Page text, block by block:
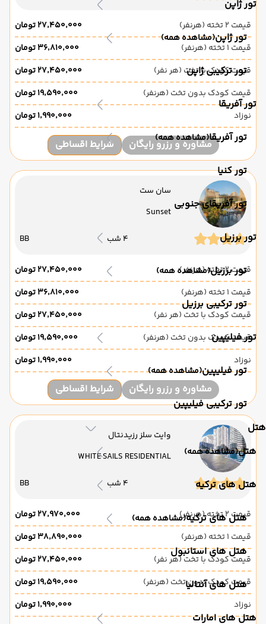
تور ژاپن
تور ژاپن(مشاهده همه)
تور ترکیبی ژاپن
تور آفریقا
تور آفریقا(مشاهده همه)
تور کنیا
تور آفریقای جنوبی
تور برزیل
تور برزیل(مشاهده همه)
تور ترکیبی برزیل
تور فیلیپین
تور فیلیپین(مشاهده همه)
تور ترکیبی فیلیپین
هتل
هتل(مشاهده همه)
هتل های ترکیه
هتل های ترکیه(مشاهده همه)
هتل های استانبول
هتل های آنتالیا
هتل های امارات
قیمت 2 تخته (هرنفر)
۲۷٬۴۵۰٬۰۰۰ تومان
قیمت 1 تخته (هرنفر)
۳۶٬۸۱۰٬۰۰۰ تومان
قیمت کودک با تخت (هر نفر)
۲۷٬۴۵۰٬۰۰۰ تومان
قیمت کودک بدون تخت (هرنفر)
۱۹٬۵۹۰٬۰۰۰ تومان
نوزاد
۱٬۹۹۰٬۰۰۰ تومان
مشاوره و رزرو رایگان شرایط اقساطی
سان ست
Sunset
4 شب BB
قیمت 2 تخته (هرنفر)
۲۷٬۴۵۰٬۰۰۰ تومان
قیمت 1 تخته (هرنفر)
۳۶٬۸۱۰٬۰۰۰ تومان
قیمت کودک با تخت (هر نفر)
۲۷٬۴۵۰٬۰۰۰ تومان
قیمت کودک بدون تخت (هرنفر)
۱۹٬۵۹۰٬۰۰۰ تومان
نوزاد
۱٬۹۹۰٬۰۰۰ تومان
مشاوره و رزرو رایگان شرایط اقساطی
وایت سلز رزیدنتال
WHITE SAILS RESIDENTIAL
4 شب BB
قیمت 2 تخته (هرنفر)
۲۷٬۹۷۰٬۰۰۰ تومان
قیمت 1 تخته (هرنفر)
۳۸٬۸۹۰٬۰۰۰ تومان
قیمت کودک با تخت (هر نفر)
۲۷٬۴۵۰٬۰۰۰ تومان
قیمت کودک بدون تخت (هرنفر)
۱۹٬۵۹۰٬۰۰۰ تومان
نوزاد
۱٬۹۹۰٬۰۰۰ تومان